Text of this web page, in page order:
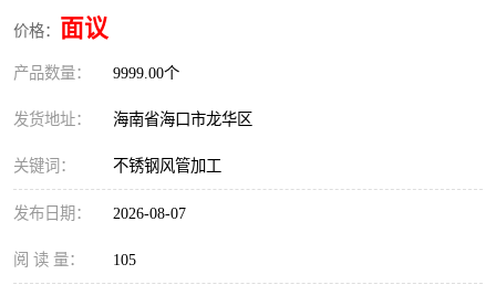
价格： 面议
产品数量： 9999.00个
发货地址： 海南省海口市龙华区
关键词： 不锈钢风管加工
发布日期： 2026-08-07
阅 读 量： 105
油烟净化器